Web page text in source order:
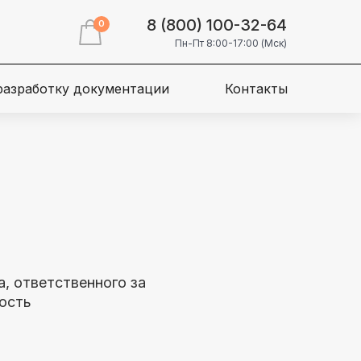
документации Контакты
Пн-Пт 8:00-17:00 (Мск)
8 (800) 100-32-64
0
ответственного за